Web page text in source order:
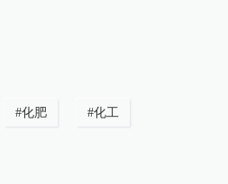
#化肥 #化工